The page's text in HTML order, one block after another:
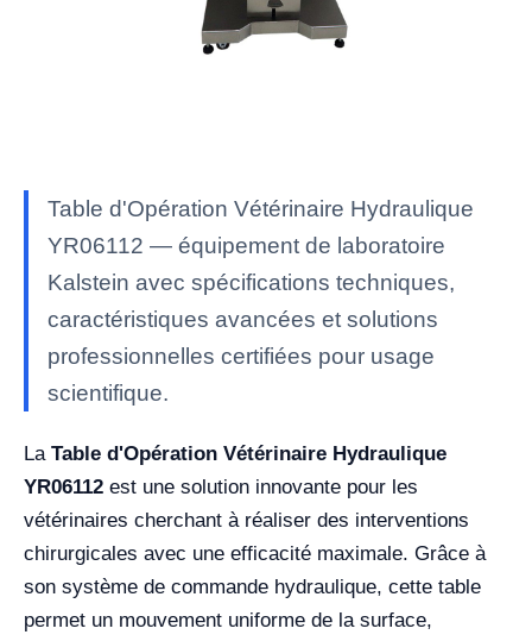
Table d'Opération Vétérinaire Hydraulique
YR06112 — équipement de laboratoire
Kalstein avec spécifications techniques,
caractéristiques avancées et solutions
professionnelles certifiées pour usage
scientifique.
La Table d'Opération Vétérinaire Hydraulique
YR06112 est une solution innovante pour les
vétérinaires cherchant à réaliser des interventions
chirurgicales avec une efficacité maximale. Grâce à
son système de commande hydraulique, cette table
permet un mouvement uniforme de la surface,